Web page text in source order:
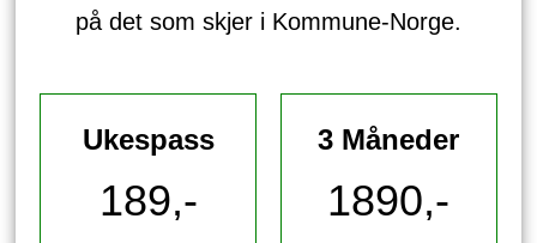
på det som skjer i Kommune-Norge.
Ukespass
189,-
3 Måneder
1890,-